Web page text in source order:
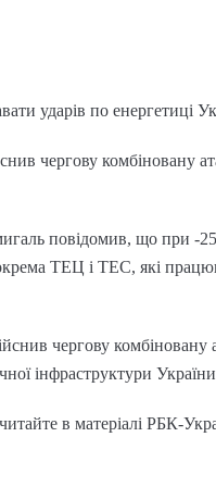
ударів по енергетиці
чергову комбіновану
повідомив, що при -
ТЕЦ і ТЕС, які
чергову комбіновану
інфраструктури
в матеріалі РБК-